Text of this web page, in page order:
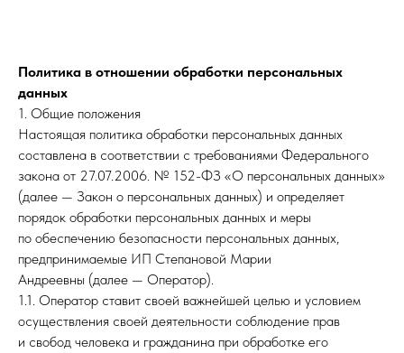
Политика в отношении обработки персональных
данных
1. Общие положения
Настоящая политика обработки персональных данных
составлена в соответствии с требованиями Федерального
закона от 27.07.2006. № 152-ФЗ «О персональных данных»
(далее — Закон о персональных данных) и определяет
порядок обработки персональных данных и меры
по обеспечению безопасности персональных данных,
предпринимаемые ИП Степановой Марии
Андреевны (далее — Оператор).
1.1. Оператор ставит своей важнейшей целью и условием
осуществления своей деятельности соблюдение прав
и свобод человека и гражданина при обработке его